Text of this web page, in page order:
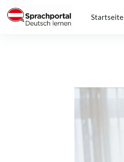
Startseite